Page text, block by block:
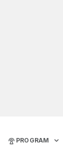
PROGRAM